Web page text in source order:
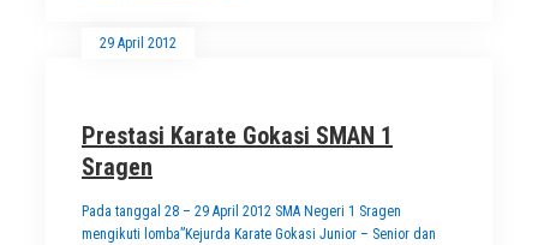
29 April 2012
Prestasi Karate Gokasi SMAN 1
Sragen
Pada tanggal 28 – 29 April 2012 SMA Negeri 1 Sragen
mengikuti lomba”Kejurda Karate Gokasi Junior – Senior dan